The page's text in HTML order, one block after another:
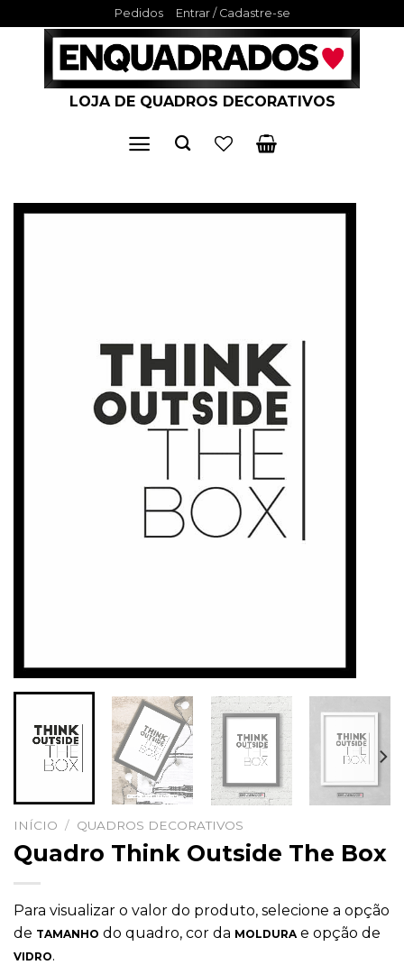
to
Pedidos Entrar / Cadastre-se
LOJA DE QUADROS DECORATIVOS
INÍCIO / QUADROS DECORATIVOS
Quadro Think Outside The Box
Para visualizar o valor do produto, selecione a opção
de TAMANHO do quadro, cor da MOLDURAe opção de
VIDRO.